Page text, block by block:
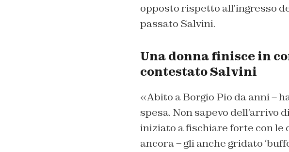
opposto rispetto all’ingresso
passato Salvini.
Una donna finisce in
contestato Salvini
«Abito a Borgio Pio da anni–
spesa. Non sapevo dell’arrivo
iniziato a fischiare forte con le
ancora –gli anche gridato